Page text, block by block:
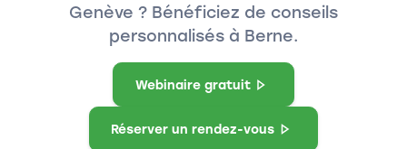
Genève ? Bénéficiez de conseils
personnalisés à Berne.
Webinaire gratuit
Réserver un rendez-vous